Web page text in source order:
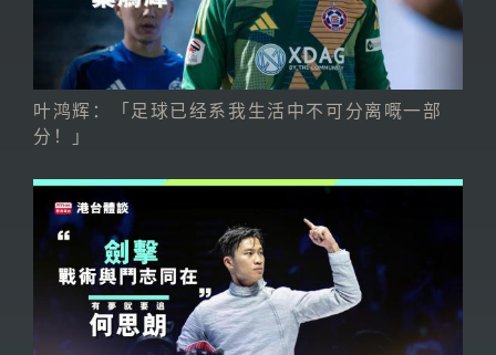
叶鸿辉：「足球已经系我生活中不可分离嘅一部
分！」